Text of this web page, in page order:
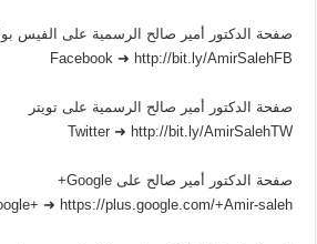
صفحة الدكتور أمير صالح الرسمية على الفيس
Facebook ➜ http://bit.ly/AmirSalehFB
صفحة الدكتور أمير صالح الرسمية على تويتر
Twitter ➜ http://bit.ly/AmirSalehTW
صفحة الدكتور أمير صالح على Google+
➜ https://plus.google.com/+Amir-saleh